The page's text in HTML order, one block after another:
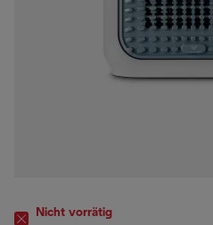
Nicht vorrätig